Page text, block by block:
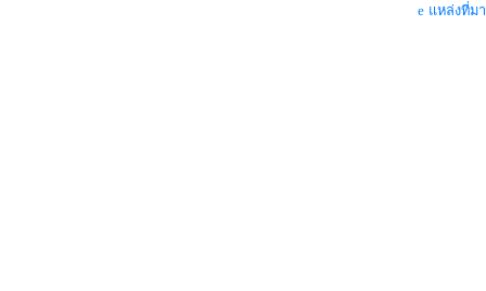
แหล่งที่มา